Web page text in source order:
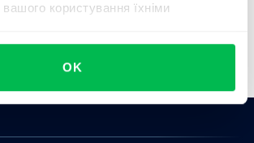
вашого користування їхніми
OK